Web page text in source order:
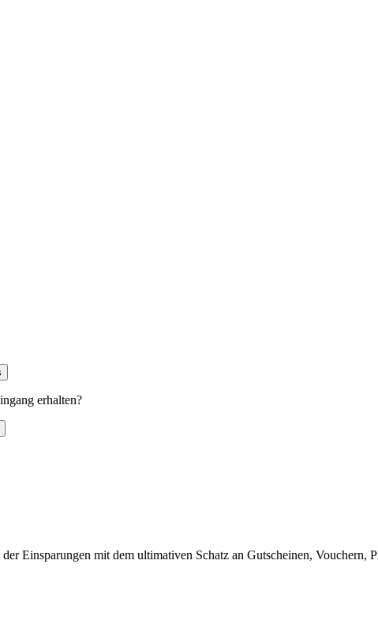
erhalten?
Einsparungen mit dem ultimativen Schatz an Gutscheinen,